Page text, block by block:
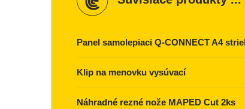
Panel samolepiaci Q-CONNECT A4
Klip na menovku vysúvací
Náhradné rezné nože MAPED Cut 2ks